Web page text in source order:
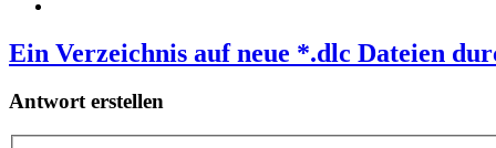
Ein Verzeichnis auf neue *.dlc Dateien
Antwort erstellen